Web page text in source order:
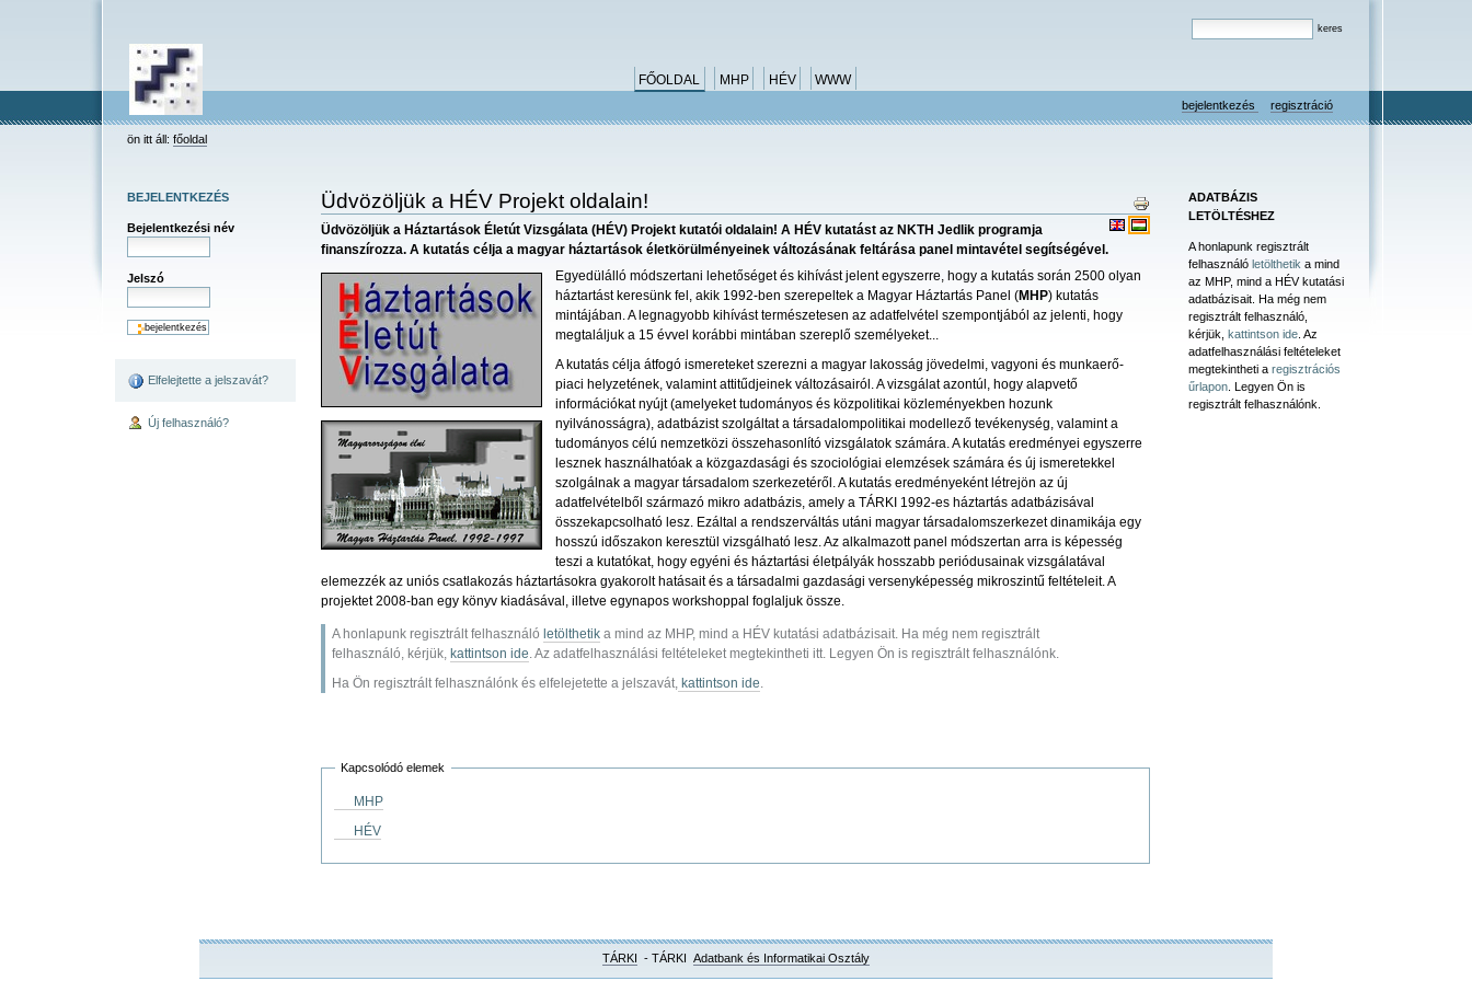
HEV
FŐOLDAL MHP HÉV WWW
bejelentkezés regisztráció
ön itt áll: főoldal
BEJELENTKEZÉS
Bejelentkezési név
Jelszó
Elfelejtette a jelszavát?
Új felhasználó?
Üdvözöljük a HÉV Projekt oldalain!
Üdvözöljük a Háztartások Életút Vizsgálata (HÉV) Projekt kutatói oldalain! A HÉV kutatást az NKTH Jedlik programja
finanszírozza. A kutatás célja a magyar háztartások életkörülményeinek változásának feltárása panel mintavétel segítségével.
Egyedülálló módszertani lehetőséget és kihívást jelent egyszerre, hogy a kutatás során 2500 olyan
háztartást keresünk fel, akik 1992-ben szerepeltek a Magyar Háztartás Panel (MHP) kutatás
mintájában. A legnagyobb kihívást természetesen az adatfelvétel szempontjából az jelenti, hogy
megtaláljuk a 15 évvel korábbi mintában szereplő személyeket...
A kutatás célja átfogó ismereteket szerezni a magyar lakosság jövedelmi, vagyoni és munkaerő-
piaci helyzetének, valamint attitűdjeinek változásairól. A vizsgálat azontúl, hogy alapvető
információkat nyújt (amelyeket tudományos és közpolitikai közleményekben hozunk
nyilvánosságra), adatbázist szolgáltat a társadalompolitikai modellező tevékenység, valamint a
tudományos célú nemzetközi összehasonlító vizsgálatok számára. A kutatás eredményei egyszerre
lesznek használhatóak a közgazdasági és szociológiai elemzések számára és új ismeretekkel
szolgálnak a magyar társadalom szerkezetéről. A kutatás eredményeként létrejön az új
adatfelvételből származó mikro adatbázis, amely a TÁRKI 1992-es háztartás adatbázisával
összekapcsolható lesz. Ezáltal a rendszerváltás utáni magyar társadalomszerkezet dinamikája egy
hosszú időszakon keresztül vizsgálható lesz. Az alkalmazott panel módszertan arra is képesség
teszi a kutatókat, hogy egyéni és háztartási életpályák hosszabb periódusainak vizsgálatával
elemezzék az uniós csatlakozás háztartásokra gyakorolt hatásait és a társadalmi gazdasági versenyképesség mikroszintű feltételeit. A
projektet 2008-ban egy könyv kiadásával, illetve egynapos workshoppal foglaljuk össze.
A honlapunk regisztrált felhasználó letölthetika mind az MHP, mind a HÉV kutatási adatbázisait. Ha még nem regisztrált
felhasználó, kérjük, kattintson ide. Az adatfelhasználási feltételeket megtekintheti itt. Legyen Ön is regisztrált felhasználónk.
Ha Ön regisztrált felhasználónk és elfelejetette a jelszavát,kattintson ide.
Kapcsolódó elemek
MHP
HÉV
ADATBÁZIS
LETÖLTÉSHEZ
A honlapunk regisztrált
felhasználó letölthetik a mind
az MHP, mind a HÉV kutatási
adatbázisait. Ha még nem
regisztrált felhasználó,
kérjük, kattintson ide. Az
adatfelhasználási feltételeket
megtekintheti a regisztrációs
űrlapon. Legyen Ön is
regisztrált felhasználónk.
TÁRKI - TÁRKI Adatbank és Informatikai Osztály